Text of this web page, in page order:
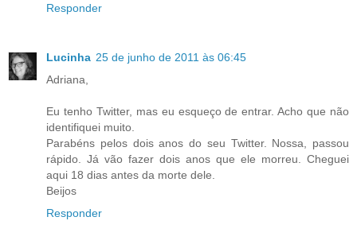
Responder
Lucinha 25 de junho de 2011 às 06:45
Adriana,
Eu tenho Twitter, mas eu esqueço de entrar. Acho que não
identifiquei muito.
Parabéns pelos dois anos do seu Twitter. Nossa, passou
rápido. Já vão fazer dois anos que ele morreu. Cheguei
aqui 18 dias antes da morte dele.
Beijos
Responder